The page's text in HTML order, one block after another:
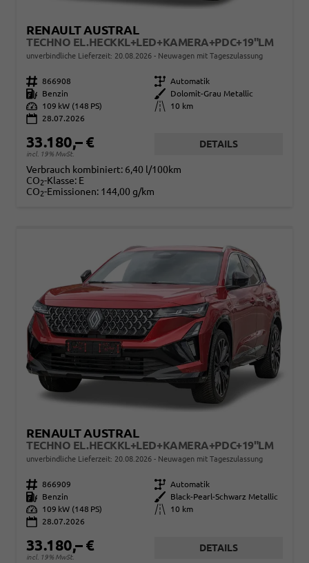
RENAULT AUSTRAL
TECHNO EL.HECKKL+LED+KAMERA+PDC+19"LM
unverbindliche Lieferzeit: 20.08.2026 Neuwagen mit Tageszulassung
Fahrzeugnr. 866908 Getriebe
Automatik
Kraftstoff
Benzin Außenfarbe
Dolomit-Grau Metallic
Leistung
109 kW (148 PS) Kilometerstand
10 km
28.07.2026
33.180,– €
incl. 19% MwSt.
DETAILS
Verbrauch kombiniert: 6,40 l/100km
CO2-Klasse: E
CO2-Emissionen: 144,00 g/km
RENAULT AUSTRAL
TECHNO EL.HECKKL+LED+KAMERA+PDC+19"LM
unverbindliche Lieferzeit: 20.08.2026 Neuwagen mit Tageszulassung
Fahrzeugnr. 866909 Getriebe Automatik
Kraftstoff
Benzin Außenfarbe
Black-Pearl-Schwarz Metallic
Leistung
109 kW (148 PS) Kilometerstand
10 km
28.07.2026
33.180,– €
incl. 19% MwSt.
DETAILS